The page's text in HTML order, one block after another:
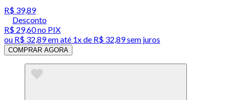
R$ 39,89
Desconto
R$ 29,60no PIX
ou R$ 32,89em até 1x de R$ 32,89sem juros
COMPRAR AGORA